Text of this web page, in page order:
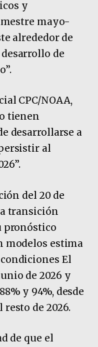
y
mayo-
alrededor de
de
CPC/NOAA,
tienen
desarrollarse a
al
del 20 de
transición
pronóstico
modelos estima
El
de 2026 y
y 94%, desde
de 2026.
de que el